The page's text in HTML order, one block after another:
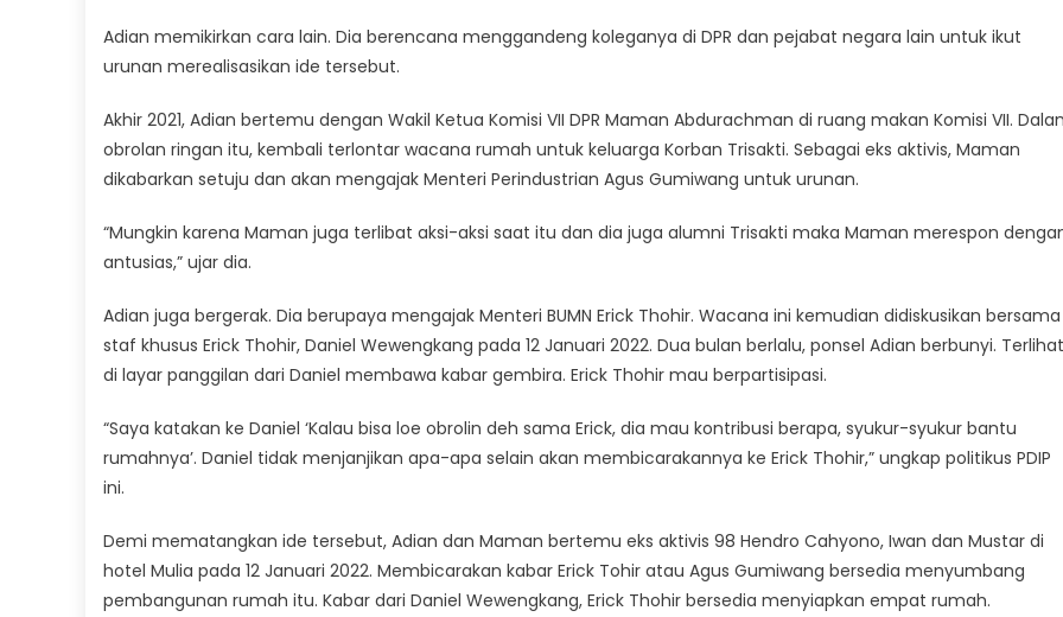
Adian memikirkan cara lain. Dia berencana menggandeng koleganya di DPR dan pejabat negara lain untuk ikut
urunan merealisasikan ide tersebut.
Akhir 2021, Adian bertemu dengan Wakil Ketua Komisi VII DPR Maman Abdurachman di ruang makan Komisi VII.
obrolan ringan itu, kembali terlontar wacana rumah untuk keluarga Korban Trisakti. Sebagai eks aktivis, Maman
dikabarkan setuju dan akan mengajak Menteri Perindustrian Agus Gumiwang untuk urunan.
“Mungkin karena Maman juga terlibat aksi-aksi saat itu dan dia juga alumni Trisakti maka Maman merespon
antusias,” ujar dia.
Adian juga bergerak. Dia berupaya mengajak Menteri BUMN Erick Thohir. Wacana ini kemudian didiskusikan bersama
staf khusus Erick Thohir, Daniel Wewengkang pada 12 Januari 2022. Dua bulan berlalu, ponsel Adian berbunyi. Terlihat
di layar panggilan dari Daniel membawa kabar gembira. Erick Thohir mau berpartisipasi.
“Saya katakan ke Daniel ‘Kalau bisa loe obrolin deh sama Erick, dia mau kontribusi berapa, syukur-syukur bantu
rumahnya’. Daniel tidak menjanjikan apa-apa selain akan membicarakannya ke Erick Thohir,” ungkap politikus PDIP
ini.
Demi mematangkan ide tersebut, Adian dan Maman bertemu eks aktivis 98 Hendro Cahyono, Iwan dan Mustar di
hotel Mulia pada 12 Januari 2022. Membicarakan kabar Erick Tohir atau Agus Gumiwang bersedia menyumbang
pembangunan rumah itu. Kabar dari Daniel Wewengkang, Erick Thohir bersedia menyiapkan empat rumah.